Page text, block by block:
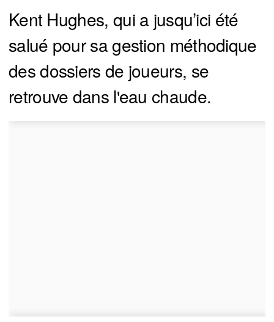
Kent Hughes, qui a jusqu’ici été
salué pour sa gestion méthodique
des dossiers de joueurs, se
retrouve dans l'eau chaude.